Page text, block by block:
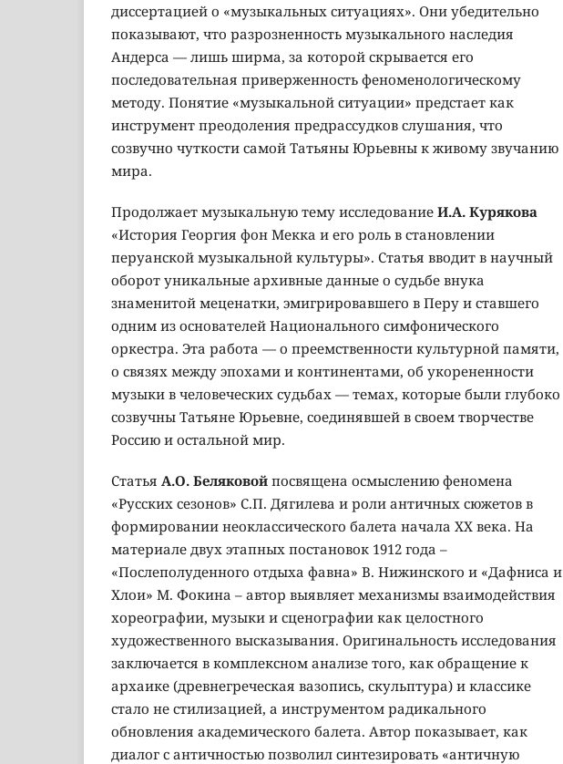
диссертацией о «музыкальных ситуациях». Они убедительно
показывают, что разрозненность музыкального наследия
Андерса — лишь ширма, за которой скрывается его
последовательная приверженность феноменологическому
методу. Понятие «музыкальной ситуации» предстает как
инструмент преодоления предрассудков слушания, что
созвучно чуткости самой Татьяны Юрьевны к живому звучанию
мира.
Продолжает музыкальную тему исследование И.А. Курякова
«История Георгия фон Мекка и его роль в становлении
перуанской музыкальной культуры». Статья вводит в научный
оборот уникальные архивные данные о судьбе внука
знаменитой меценатки, эмигрировавшего в Перу и ставшего
одним из основателей Национального симфонического
оркестра. Эта работа — о преемственности культурной памяти,
о связях между эпохами и континентами, об укорененности
музыки в человеческих судьбах — темах, которые были глубоко
созвучны Татьяне Юрьевне, соединявшей в своем творчестве
Россию и остальной мир.
Статья А.О. Беляковой посвящена осмыслению феномена
«Русских сезонов» С.П. Дягилева и роли античных сюжетов в
формировании неоклассического балета начала XX века. На
материале двух этапных постановок 1912 года –
«Послеполуденного отдыха фавна» В. Нижинского и «Дафниса и
Хлои» М. Фокина – автор выявляет механизмы взаимодействия
хореографии, музыки и сценографии как целостного
художественного высказывания. Оригинальность исследования
заключается в комплексном анализе того, как обращение к
архаике (древнегреческая вазопись, скульптура) и классике
стало не стилизацией, а инструментом радикального
обновления академического балета. Автор показывает, как
диалог с античностью позволил синтезировать «античную